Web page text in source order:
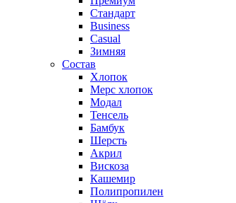
Стандарт
Business
Casual
Зимняя
Состав
Хлопок
Мерс хлопок
Модал
Тенсель
Бамбук
Шерсть
Акрил
Вискоза
Кашемир
Полипропилен